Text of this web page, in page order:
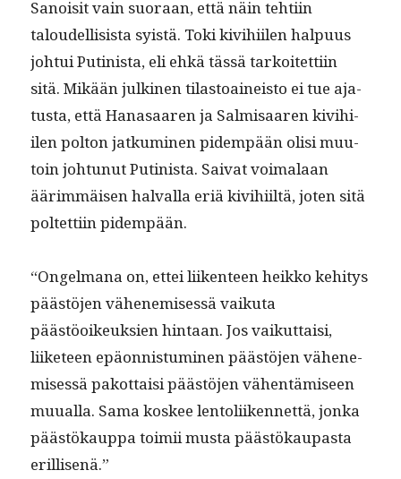
Sanois­it vain suo­raan, että näin tehti­in
taloudel­li­sista syistä. Toki kivi­hi­ilen halpu­us
joh­tui Putin­ista, eli ehkä tässä tarkoitet­ti­in
sitä. Mikään julki­nen tilas­toaineis­to ei tue aja­
tus­ta, että Hanasaaren ja Salmisaaren kivi­hi­
ilen polton jatku­mi­nen pidem­pään olisi muu­
toin johtunut Putin­ista. Sai­vat voimalaan
äärim­mäisen hal­val­la eriä kivi­hi­iltä, joten sitä
poltet­ti­in pidempään.
“Ongel­mana on, ettei liiken­teen heikko kehi­tys
päästö­jen vähen­e­misessä vaiku­ta
päästöoikeuk­sien hin­taan. Jos vaikut­taisi,
liike­teen epäon­nis­tu­mi­nen päästö­jen vähen­e­
misessä pakot­taisi päästö­jen vähen­tämiseen
muual­la. Sama kos­kee lentoli­iken­net­tä, jon­ka
päästökaup­pa toimii mus­ta päästökau­pas­ta
erillisenä.”